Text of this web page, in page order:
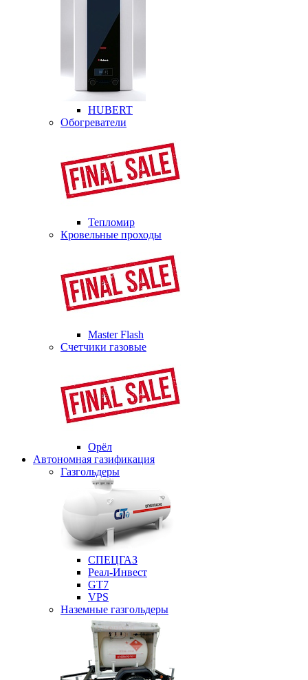
HUBERT
Обогреватели
Тепломир
Кровельные проходы
Master Flash
Счетчики газовые
Орёл
Автономная газификация
Газгольдеры
СПЕЦГАЗ
Реал-Инвест
GT7
VPS
Наземные газгольдеры